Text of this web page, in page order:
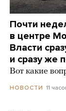
Почти
в центре
Власти
и сразу же
Вот какие
НОВОСТИ 11